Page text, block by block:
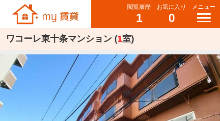
閲覧履歴
1
お気に入り
0
メニュー
ワコーレ東十条マンション (1室)